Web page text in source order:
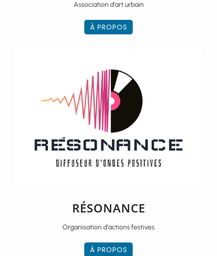
Association d'art urbain
À PROPOS
RÉSONANCE
Organisation d'actions festives
À PROPOS